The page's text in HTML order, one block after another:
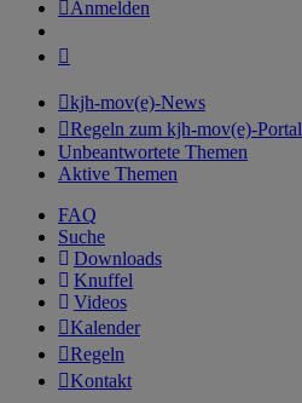
Anmelden
kjh-mov(e)-News
Regeln zum kjh-mov(e)-Portal
Unbeantwortete Themen
Aktive Themen
FAQ
Suche
Downloads
Knuffel
Videos
Kalender
Regeln
Kontakt